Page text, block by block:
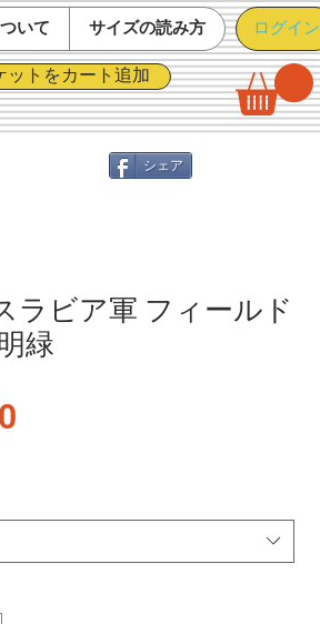
いて サイズの読み方
ットをカート追加
ログイン
ラビア軍 フィールド
緑
シェア